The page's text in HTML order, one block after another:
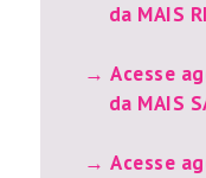
da MAIS
Acesse
da MAIS
Acesse